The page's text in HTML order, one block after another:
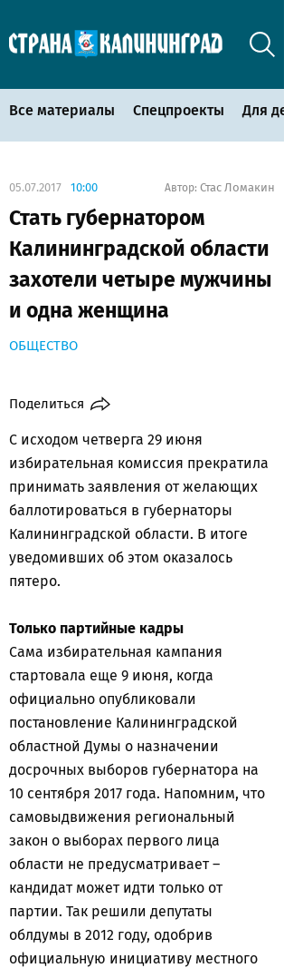
Все материалы Спецпроекты Для
05.07.2017 10:00 Автор: Стас Ломакин
Стать губернатором
Калининградской области
захотели четыре мужчины
и одна женщина
ОБЩЕСТВО
Поделиться
С исходом четверга 29 июня
избирательная комиссия прекратила
принимать заявления от желающих
баллотироваться в губернаторы
Калининградской области. В итоге
уведомивших об этом оказалось
пятеро.
Только партийные кадры
Сама избирательная кампания
стартовала еще 9 июня, когда
официально опубликовали
постановление Калининградской
областной Думы о назначении
досрочных выборов губернатора на
10 сентября 2017 года. Напомним, что
самовыдвижения региональный
закон о выборах первого лица
области не предусматривает –
кандидат может идти только от
партии. Так решили депутаты
облдумы в 2012 году, одобрив
официальную инициативу местного